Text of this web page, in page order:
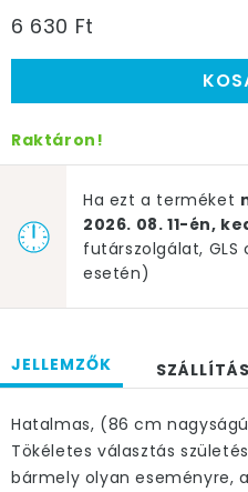
6 630 Ft
Raktáron!
Ha ezt a terméket
2026. 08. 11-én,
futárszolgálat,
esetén)
JELLEMZŐK SZÁLLÍTÁS
Hatalmas, (86 cm
Tökéletes választás
bármely olyan eseményre,